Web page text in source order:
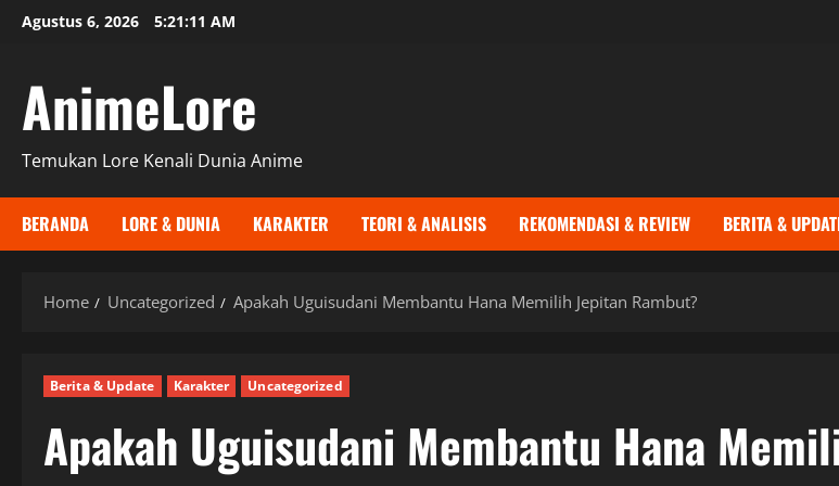
SkipAgustus 6, 2026 5:21:12 AM
AnimeLore
Temukan Lore Kenali Dunia Anime
BERANDA LORE & DUNIA KARAKTER TEORI & ANALISIS REKOMENDASI & REVIEW BERITA &
Home Uncategorized Apakah Uguisudani Membantu Hana Memilih Jepitan Rambut?
Berita & Update Karakter Uncategorized
Apakah Uguisudani Membantu Hana